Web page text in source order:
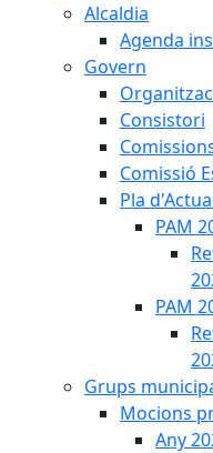
Alcaldia
Agenda
Govern
Consistori
Comissió
Pla
PAM
PAM
Grups
Mocions
Any